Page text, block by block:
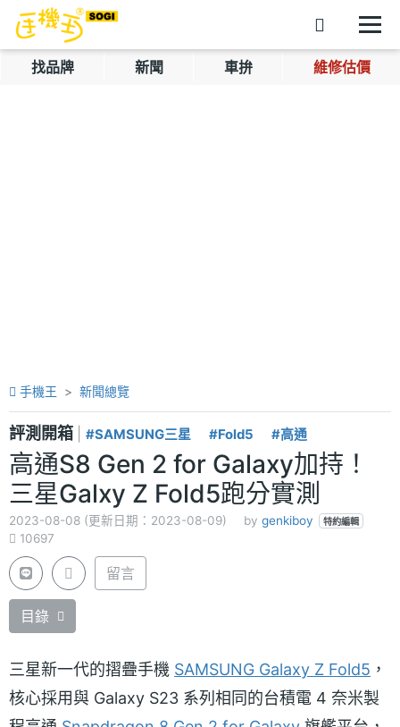
找品牌 新聞 車拚 維修估價
手機王 新聞總覽
評測開箱 #SAMSUNG三星 #Fold5 #高通
高通S8 Gen 2 for Galaxy加持！
三星Galxy Z Fold5跑分實測
2023-08-08 (更新日期：2023-08-09) by genkiboy 特約編輯
10697
留言
目錄
三星新一代的摺疊手機 SAMSUNG Galaxy Z Fold5 ，
核心採用與 Galaxy S23 系列相同的台積電 4 奈米製